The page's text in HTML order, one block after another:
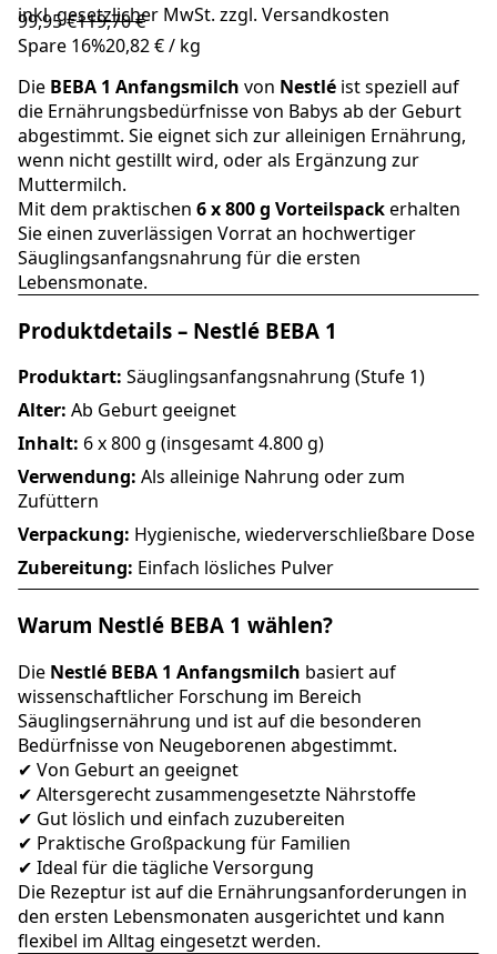
inkl. gesetzlicher MwSt. zzgl. Versandkosten
99,95 €119,70 €
Spare 16%20,82 €/ kg
Die BEBA 1 Anfangsmilch von Nestlé ist speziell auf
die Ernährungsbedürfnisse von Babys ab der Geburt
abgestimmt. Sie eignet sich zur alleinigen Ernährung,
wenn nicht gestillt wird, oder als Ergänzung zur
Muttermilch.
Mit dem praktischen 6 x 800 g Vorteilspackerhalten
Sie einen zuverlässigen Vorrat an hochwertiger
Säuglingsanfangsnahrung für die ersten
Lebensmonate.
Produktdetails – Nestlé BEBA 1
Produktart: Säuglingsanfangsnahrung (Stufe 1)
Alter: Ab Geburt geeignet
Inhalt: 6 x 800 g (insgesamt 4.800 g)
Verwendung: Als alleinige Nahrung oder zum
Zufüttern
Verpackung: Hygienische, wiederverschließbare Dose
Zubereitung: Einfach lösliches Pulver
Warum Nestlé BEBA 1 wählen?
Die Nestlé BEBA 1 Anfangsmilch basiert auf
wissenschaftlicher Forschung im Bereich
Säuglingsernährung und ist auf die besonderen
Bedürfnisse von Neugeborenen abgestimmt.
✔ Von Geburt an geeignet
✔ Altersgerecht zusammengesetzte Nährstoffe
✔ Gut löslich und einfach zuzubereiten
✔ Praktische Großpackung für Familien
✔ Ideal für die tägliche Versorgung
Die Rezeptur ist auf die Ernährungsanforderungen in
den ersten Lebensmonaten ausgerichtet und kann
flexibel im Alltag eingesetzt werden.